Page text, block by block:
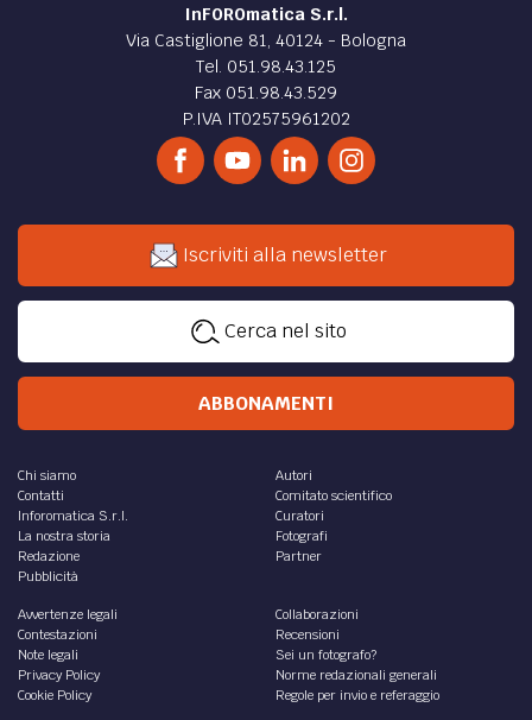
InFOROmatica S.r.l.
Via Castiglione 81, 40124 - Bologna
Tel. 051.98.43.125
Fax 051.98.43.529
P.IVA IT02575961202
Iscriviti alla newsletter
Cerca nel sito
ABBONAMENTI
Chi siamo
Contatti
Inforomatica S.r.l.
La nostra storia
Redazione
Pubblicità
Autori
Comitato scientifico
Curatori
Fotografi
Partner
Avvertenze legali
Contestazioni
Note legali
Privacy Policy
Cookie Policy
Collaborazioni
Recensioni
Sei un fotografo?
Norme redazionali generali
Regole per invio e referaggio